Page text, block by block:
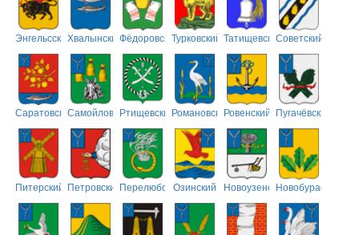
ЭнгельсскийХвалынскийФёдоровскийТурковский ТатищевскийСоветский
СаратовскийСамойловскийРтищевскийРомановскийРовенский Пугачёвский
Питерский ПетровскийПерелюбскийОзинский НовоузенскийНовобурасский